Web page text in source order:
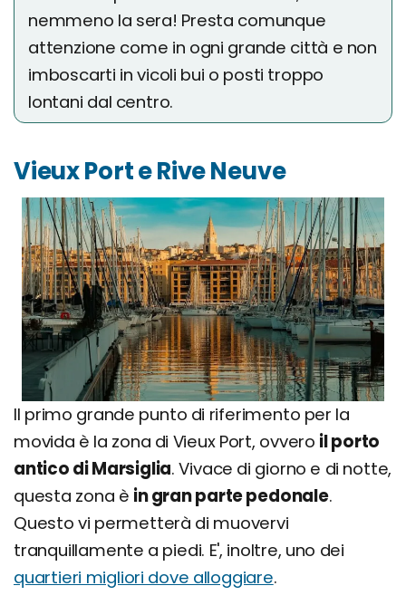
nemmeno la sera! Presta comunque
attenzione come in ogni grande città e non
imboscarti in vicoli bui o posti troppo
lontani dal centro.
Vieux Port e Rive Neuve
Il primo grande punto di riferimento per la
movida è la zona di Vieux Port, ovvero il porto
antico di Marsiglia. Vivace di giorno e di notte,
questa zona è in gran parte pedonale.
Questo vi permetterà di muovervi
tranquillamente a piedi. E', inoltre, uno dei
quartieri migliori dove alloggiare.